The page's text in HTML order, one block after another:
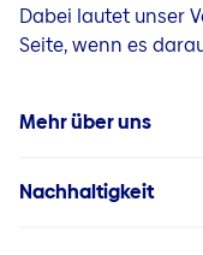
Dabei lautet unser
Seite, wenn es
Mehr über uns
Nachhaltigkeit